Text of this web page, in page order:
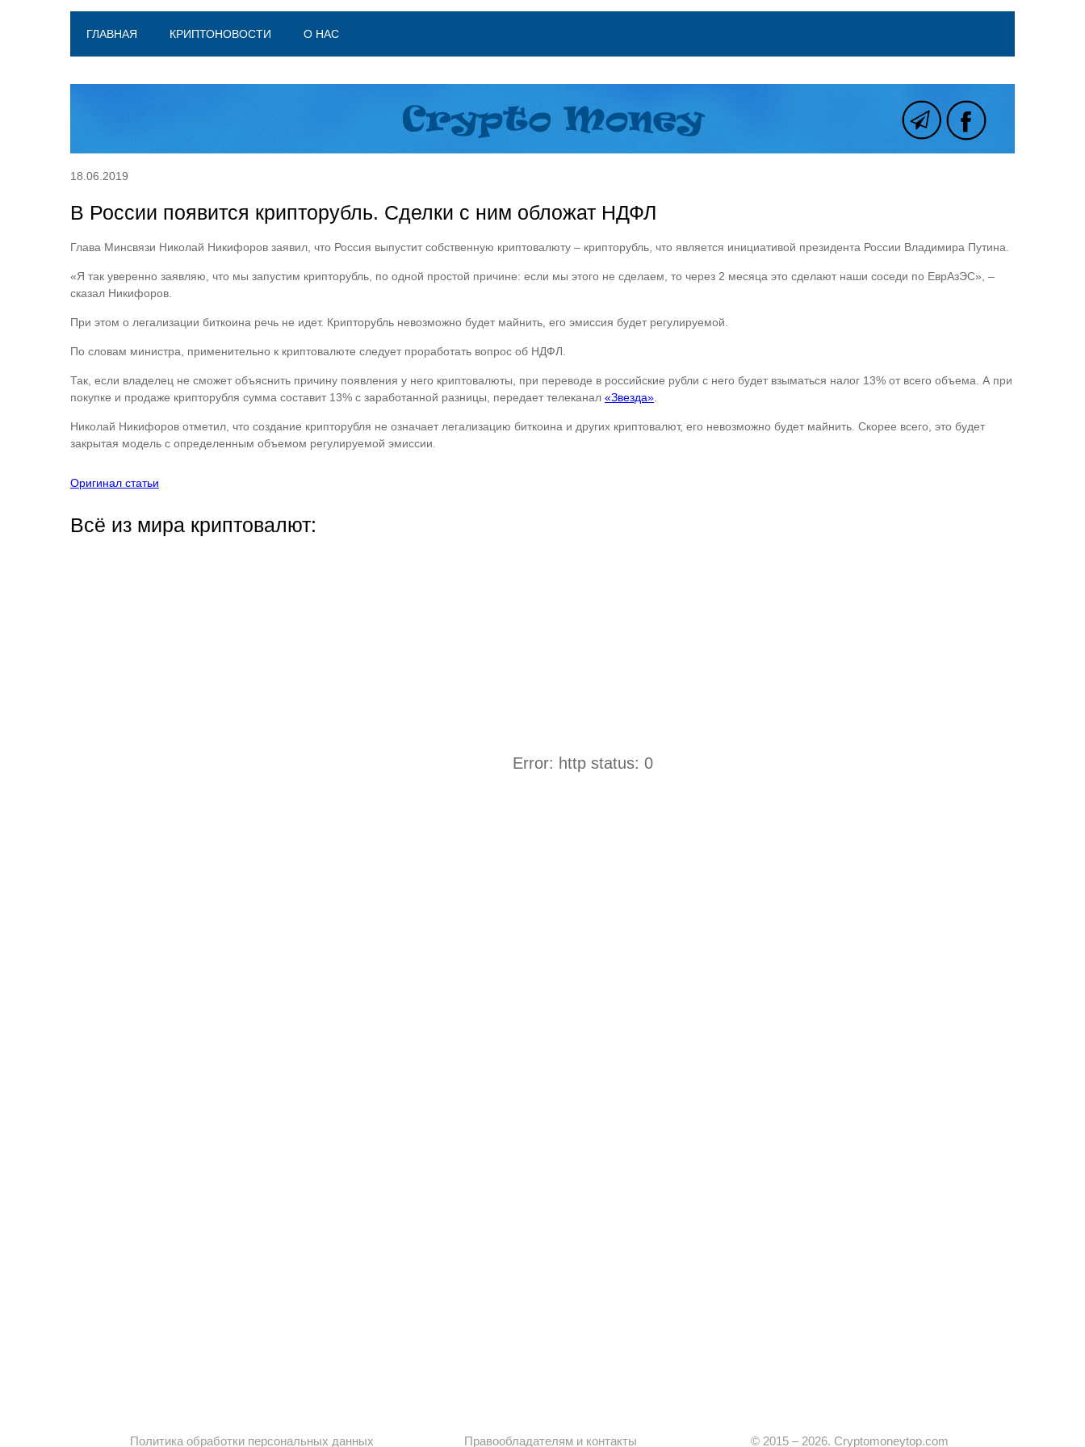
ГЛАВНАЯ КРИПТОНОВОСТИ О НАС
18.06.2019
В России появится крипторубль. Сделки с ним обложат НДФЛ
Глава Минсвязи Николай Никифоров заявил, что Россия выпустит собственную криптовалюту – крипторубль, что является инициативой президента России Владимира Путина.
«Я так уверенно заявляю, что мы запустим крипторубль, по одной простой причине: если мы этого не сделаем, то через 2 месяца это сделают наши соседи по ЕврАзЭС», –
сказал Никифоров.
При этом о легализации биткоина речь не идет. Крипторубль невозможно будет майнить, его эмиссия будет регулируемой.
По словам министра, применительно к криптовалюте следует проработать вопрос об НДФЛ.
Так, если владелец не сможет объяснить причину появления у него криптовалюты, при переводе в российские рубли с него будет взыматься налог 13% от всего объема. А при
покупке и продаже крипторубля сумма составит 13% с заработанной разницы, передает телеканал «Звезда»
Николай Никифоров отметил, что создание крипторубля не означает легализацию биткоина и других криптовалют, его невозможно будет майнить. Скорее всего, это будет
закрытая модель с определенным объемом регулируемой эмиссии.
Оригинал статьи
Всё из мира криптовалют:
Error: http status: 0
Политика обработки персональных данных Правообладателям и контакты © 2015 – 2026. Cryptomoneytop.com